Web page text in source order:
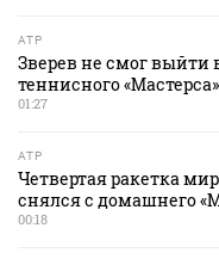
ATP
Зверев не смог выйти
теннисного
01:27
ATP
Четвертая ракетка
снялся с домашнего
00:18